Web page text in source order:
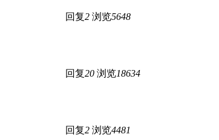
回复2 浏览5648
回复20 浏览18634
回复2 浏览4481